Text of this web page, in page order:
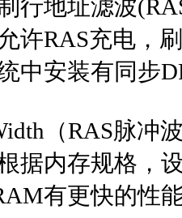
地址滤波
许RAS充电，
中安装有同步
（RAS脉冲
内存规格，设
有更快的性